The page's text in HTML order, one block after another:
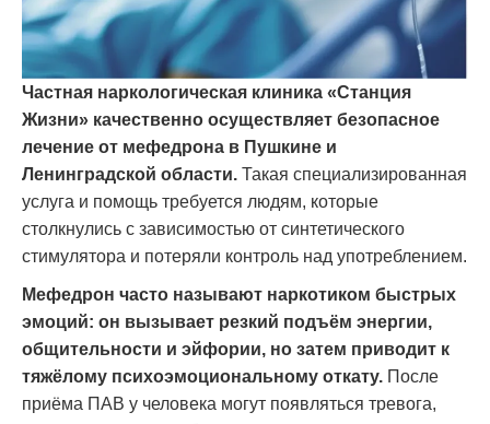
Частная наркологическая клиника «Станция
Жизни» качественно осуществляет безопасное
лечение от мефедрона в Пушкине и
Ленинградской области. Такая специализированная
услуга и помощь требуется людям, которые
столкнулись с зависимостью от синтетического
стимулятора и потеряли контроль над употреблением.
Мефедрон часто называют наркотиком быстрых
эмоций: он вызывает резкий подъём энергии,
общительности и эйфории, но затем приводит к
тяжёлому психоэмоциональному откату. После
приёма ПАВ у человека могут появляться тревога,